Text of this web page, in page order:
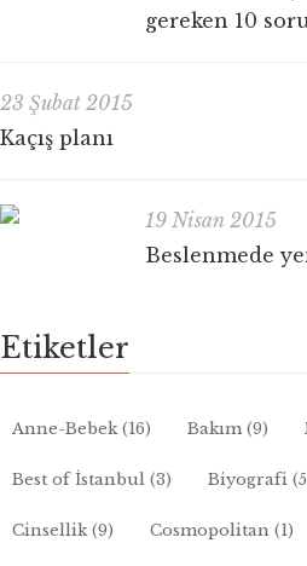
gereken 10
23 Şubat 2015
Kaçış planı
19 Nisan 2015
Beslenmede
Etiketler
Anne-Bebek(16) Bakım(9)
Best of İstanbul (3) Biyografi
Cinsellik(9) Cosmopolitan (1)